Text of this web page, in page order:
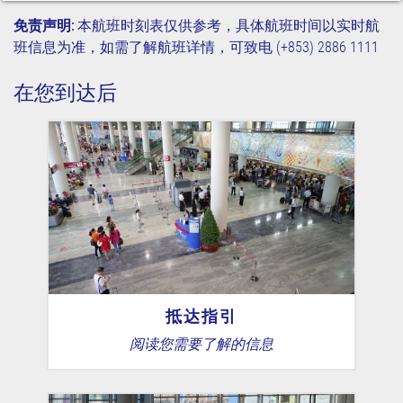
免责声明: 本航班时刻表仅供参考，具体航班时间以实时航
班信息为准，如需了解航班详情，可致电 (+853) 2886 1111
在您到达后
抵达指引
阅读您需要了解的信息